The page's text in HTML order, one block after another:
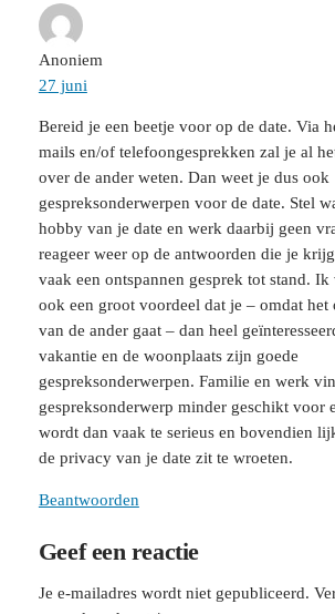
Anoniem
27 juni
Bereid je een beetje voor op de date. Via
mails en/of telefoongesprekken zal je al
over de ander weten. Dan weet je dus ook
gespreksonderwerpen voor de date. Stel
hobby van je date en werk daarbij geen
reageer weer op de antwoorden die je
vaak een ontspannen gesprek tot stand.
ook een groot voordeel dat je – omdat het
van de ander gaat – dan heel
vakantie en de woonplaats zijn goede
gespreksonderwerpen. Familie en werk
gespreksonderwerp minder geschikt voor
wordt dan vaak te serieus en bovendien
de privacy van je date zit te wroeten.
Beantwoorden
Geef een reactie
Je e-mailadres wordt niet gepubliceerd.